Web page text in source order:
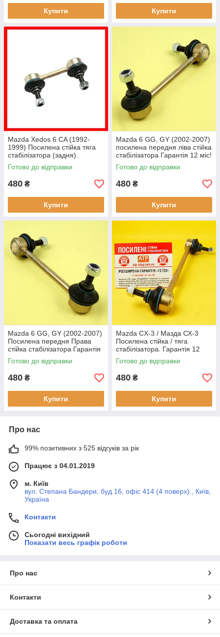
Купити Купити
Mazda Xedos 6 CA (1992-
1999) Посилена стійка тяга
стабілізатора (задня).
Гарантія 12 місяців!
Готово до відправки
480 ₴
Купити
Mazda 6 GG, GY (2002-2007)
посилена передня ліва стійка
стабілізатора Гарантія 12 міс!
GJ6A-34-170A
Готово до відправки
480 ₴
Купити
Mazda 6 GG, GY (2002-2007)
Посилена передня Права
стійка стабілізатора Гарантія
12 міс! GJ6A-34-150A
Готово до відправки
480 ₴
Купити
Mazda CX-3 / Мазда СХ-3
Посилена стійка / тяга
стабілізатора. Гарантія 12
місяців!
D65134170, 4883032040
Готово до відправки
480 ₴
Купити
Про нас
99% позитивних з 525 відгуків за рік
Працює з 04.01.2019
м. Київ
вул. Степана Бандери, буд 16, офіс 414 (4 поверх)., Київ,
Україна
Контакти
Сьогодні вихідний
Показати весь графік роботи
Про нас
Контакти
Доставка та оплата